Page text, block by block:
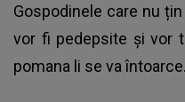
Gospodinele care nu
vor fi pedepsite și vor
pomana li se va întoarce.